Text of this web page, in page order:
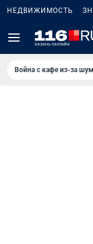
НЕДВИЖИМОСТЬ
Война с кафе из-за